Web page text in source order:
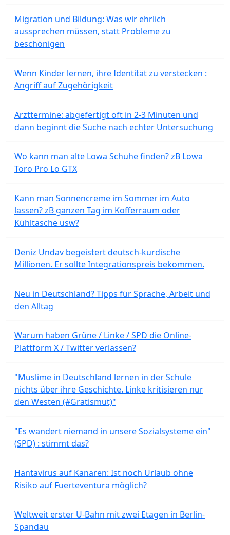
Migration und Bildung: Was wir ehrlich
aussprechen müssen, statt Probleme zu
beschönigen
Wenn Kinder lernen, ihre Identität zu verstecken :
Angriff auf Zugehörigkeit
Arzttermine: abgefertigt oft in 2-3 Minuten und
dann beginnt die Suche nach echter Untersuchung
Wo kann man alte Lowa Schuhe finden? zB Lowa
Toro Pro Lo GTX
Kann man Sonnencreme im Sommer im Auto
lassen? zB ganzen Tag im Kofferraum oder
Kühltasche usw?
Deniz Undav begeistert deutsch-kurdische
Millionen. Er sollte Integrationspreis bekommen.
Neu in Deutschland? Tipps für Sprache, Arbeit und
den Alltag
Warum haben Grüne / Linke / SPD die Online-
Plattform X / Twitter verlassen?
"Muslime in Deutschland lernen in der Schule
nichts über ihre Geschichte. Linke kritisieren nur
den Westen (#Gratismut)"
"Es wandert niemand in unsere Sozialsysteme ein"
(SPD) : stimmt das?
Hantavirus auf Kanaren: Ist noch Urlaub ohne
Risiko auf Fuerteventura möglich?
Weltweit erster U-Bahn mit zwei Etagen in Berlin-
Spandau